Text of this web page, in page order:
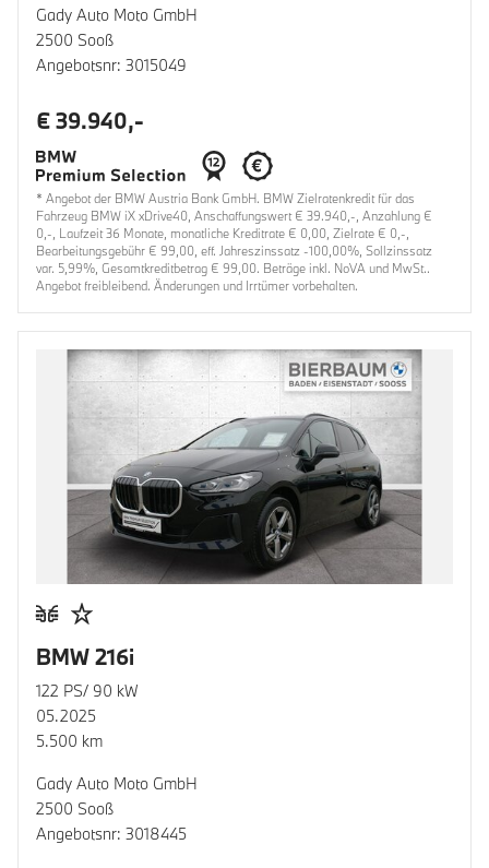
Gady Auto Moto GmbH
2500 Sooß
Angebotsnr: 3015049
€ 39.940,-
* Angebot der BMW Austria Bank GmbH. BMW Zielratenkredit für das
Fahrzeug BMW iX xDrive40, Anschaffungswert € 39.940,-, Anzahlung €
0,-, Laufzeit 36 Monate, monatliche Kreditrate € 0,00, Zielrate € 0,-,
Bearbeitungsgebühr € 99,00, eff. Jahreszinssatz -100,00%, Sollzinssatz
var. 5,99%, Gesamtkreditbetrag € 99,00. Beträge inkl. NoVA und MwSt..
Angebot freibleibend. Änderungen und Irrtümer vorbehalten.
BMW 216i
122 PS/ 90 kW
05.2025
5.500 km
Gady Auto Moto GmbH
2500 Sooß
Angebotsnr: 3018445